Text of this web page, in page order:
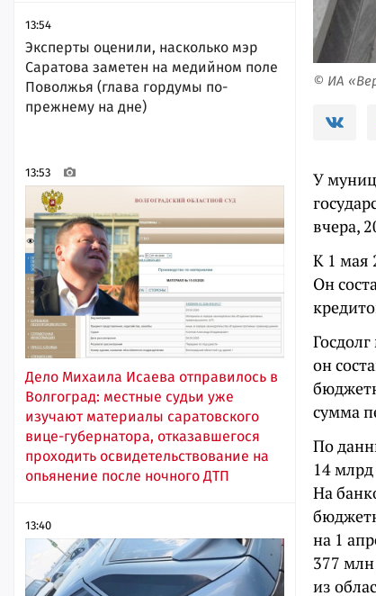
13:54
Эксперты оценили, насколько мэр
Саратова заметен на медийном поле
Поволжья (глава гордумы по-
прежнему на дне)
13:53
Дело Михаила Исаева отправилось в
Волгоград: местные судьи уже
изучают материалы саратовского
вице-губернатора, отказавшегося
проходить освидетельствование на
опьянение после ночного ДТП
13:40
© ИА
У
вчера,
К 1 мая
Он
он
сумма
По
14
На
на 1
377
из